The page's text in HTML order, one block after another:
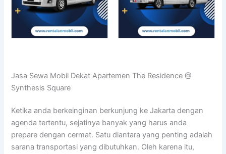
Jasa Sewa Mobil Dekat Apartemen The Residence @
Synthesis Square
Ketika anda berkeinginan berkunjung ke Jakarta dengan
agenda tertentu, sejatinya banyak yang harus anda
prepare dengan cermat. Satu diantara yang penting adalah
sarana transportasi yang dibutuhkan. Oleh karena itu,